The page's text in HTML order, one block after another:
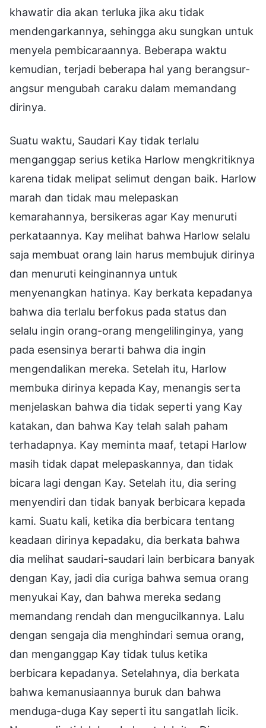
khawatir dia akan terluka jika aku tidak
mendengarkannya, sehingga aku sungkan untuk
menyela pembicaraannya. Beberapa waktu
kemudian, terjadi beberapa hal yang berangsur-
angsur mengubah caraku dalam memandang
dirinya.
Suatu waktu, Saudari Kay tidak terlalu
menganggap serius ketika Harlow mengkritiknya
karena tidak melipat selimut dengan baik. Harlow
marah dan tidak mau melepaskan
kemarahannya, bersikeras agar Kay menuruti
perkataannya. Kay melihat bahwa Harlow selalu
saja membuat orang lain harus membujuk dirinya
dan menuruti keinginannya untuk
menyenangkan hatinya. Kay berkata kepadanya
bahwa dia terlalu berfokus pada status dan
selalu ingin orang-orang mengelilinginya, yang
pada esensinya berarti bahwa dia ingin
mengendalikan mereka. Setelah itu, Harlow
membuka dirinya kepada Kay, menangis serta
menjelaskan bahwa dia tidak seperti yang Kay
katakan, dan bahwa Kay telah salah paham
terhadapnya. Kay meminta maaf, tetapi Harlow
masih tidak dapat melepaskannya, dan tidak
bicara lagi dengan Kay. Setelah itu, dia sering
menyendiri dan tidak banyak berbicara kepada
kami. Suatu kali, ketika dia berbicara tentang
keadaan dirinya kepadaku, dia berkata bahwa
dia melihat saudari-saudari lain berbicara banyak
dengan Kay, jadi dia curiga bahwa semua orang
menyukai Kay, dan bahwa mereka sedang
memandang rendah dan mengucilkannya. Lalu
dengan sengaja dia menghindari semua orang,
dan menganggap Kay tidak tulus ketika
berbicara kepadanya. Setelahnya, dia berkata
bahwa kemanusiaannya buruk dan bahwa
menduga-duga Kay seperti itu sangatlah licik.